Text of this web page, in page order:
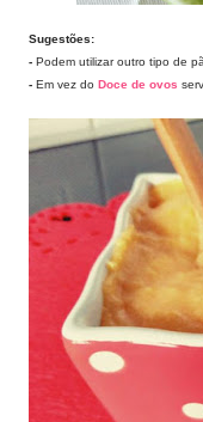
Sugestões:
- Podem utilizar outro tipo de
- Em vez do Doce de ovos